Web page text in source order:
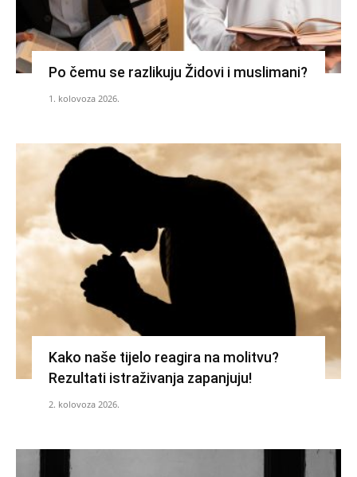
Po čemu se razlikuju Židovi i muslimani?
1. kolovoza 2026.
Kako naše tijelo reagira na molitvu?
Rezultati istraživanja zapanjuju!
2. kolovoza 2026.